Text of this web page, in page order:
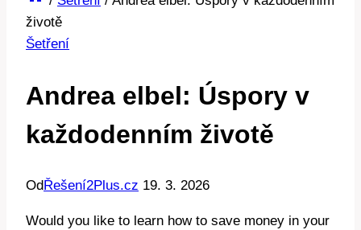
životě
Šetření
Andrea elbel: Úspory v
každodenním životě
Od Řešení2Plus.cz 19. 3. 2026
Would you like to learn how to save money in your